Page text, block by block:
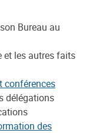
Bureau au
et les autres faits
conférences
délégations
des